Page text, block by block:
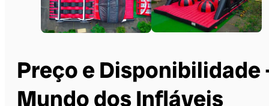
Preço e Disponibilidade
Mundo dos Infláveis